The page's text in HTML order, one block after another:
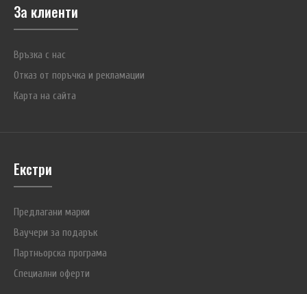
За клиенти
Връзка с нас
Отказ от поръчка и рекламации
Карта на сайта
Екстри
Предлагани марки
Ваучери за подарък
Партньорска програма
Специални оферти